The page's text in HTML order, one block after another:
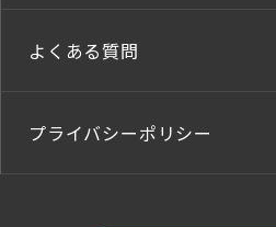
よくある質問
プライバシーポリシー